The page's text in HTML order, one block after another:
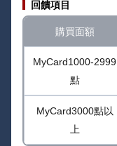
回饋項目
購買面額
MyCard1000-2999
點
MyCard3000點以
上